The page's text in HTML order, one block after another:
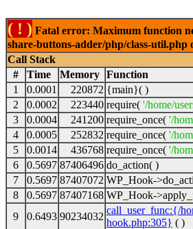
( ! ) Fatal error: Maximum function
share-buttons-adder/php/class-util.php
Call Stack
#
Time Memory Function
1
0.0001 220872 {main}( )
2
0.0002 223440 require( '/home/
3
0.0004 241200 require_once( '/
4
0.0005 252832 require_once( '/
5
0.0014 436768 require_once( '/
6
0.5697 87406496 do_action( )
7
0.5697 87407072 WP_Hook-
8
0.5697 87407168 WP_Hook-
9
0.6493 90234032
call_user_func:{/
hook.php:305} ( )